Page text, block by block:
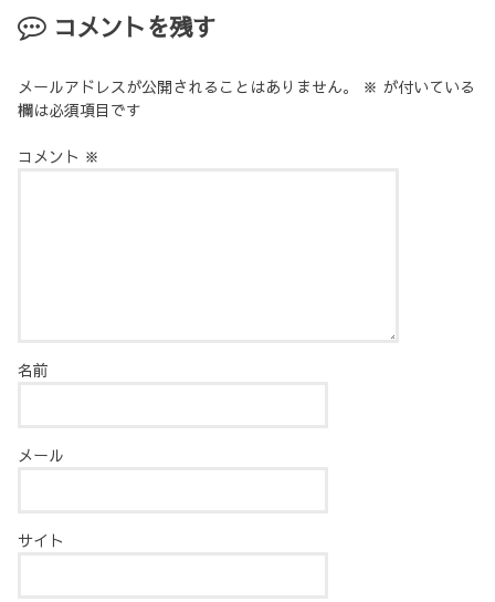
コメントを残す
メールアドレスが公開されることはありません。 ※ が付いている
欄は必須項目です
コメント ※
名前
メール
サイト